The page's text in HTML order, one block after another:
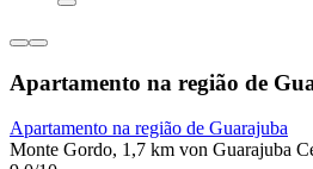
Apartamento na região de
Apartamento na região de Guarajuba
Monte Gordo, 1,7 km von Guarajuba